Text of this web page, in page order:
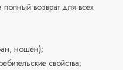
возврат для всех
ношен);
свойства;